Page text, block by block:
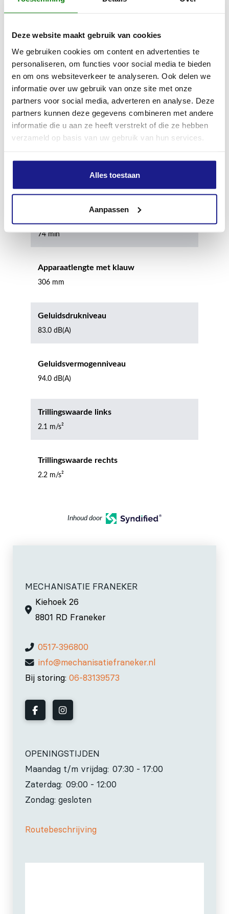
Deze website maakt gebruik van cookies
We gebruiken cookies om content en advertenties te
personaliseren, om functies voor social media te bieden
en om ons websiteverkeer te analyseren. Ook delen we
informatie over uw gebruik van onze site met onze
partners voor social media, adverteren en analyse. Deze
partners kunnen deze gegevens combineren met andere
informatie die u aan ze heeft verstrekt of die ze hebben
verzameld op basis van uw gebruik van hun services.
Alles toestaan
Aanpassen
Max. autonomie AP 200 S accu
42 min
Max. autonomie AP 300 accu
50 min
Max. autonomie AP 300 S accu
74 min
Apparaatlengte met klauw
306 mm
Geluidsdrukniveau
83.0 dB(A)
Geluidsvermogenniveau
94.0 dB(A)
Trillingswaarde links
2.1 m/s²
Trillingswaarde rechts
2.2 m/s²
Inhoud door
MECHANISATIE FRANEKER
Kiehoek 26
8801 RD Franeker
0517-396800
info@mechanisatiefraneker.nl
Bij storing: 06-83139573
OPENINGSTIJDEN
Maandag t/m vrijdag: 07:30 - 17:00
Zaterdag: 09:00 - 12:00
Zondag: gesloten
Routebeschrijving